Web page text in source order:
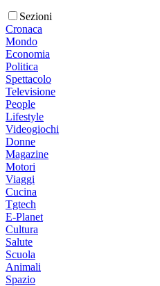
Sezioni
Cronaca
Mondo
Economia
Politica
Spettacolo
Televisione
People
Lifestyle
Videogiochi
Donne
Magazine
Motori
Viaggi
Cucina
Tgtech
E-Planet
Cultura
Salute
Scuola
Animali
Spazio